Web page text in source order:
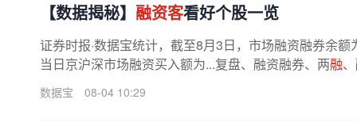
【数据揭秘】 融资客看好个股一览
证券时报·数据宝统计，截至8月3日，市场融资融券余
当日京沪深市场融资买入额为...复盘、融资融券、两融、
数据宝 08-04 10:29